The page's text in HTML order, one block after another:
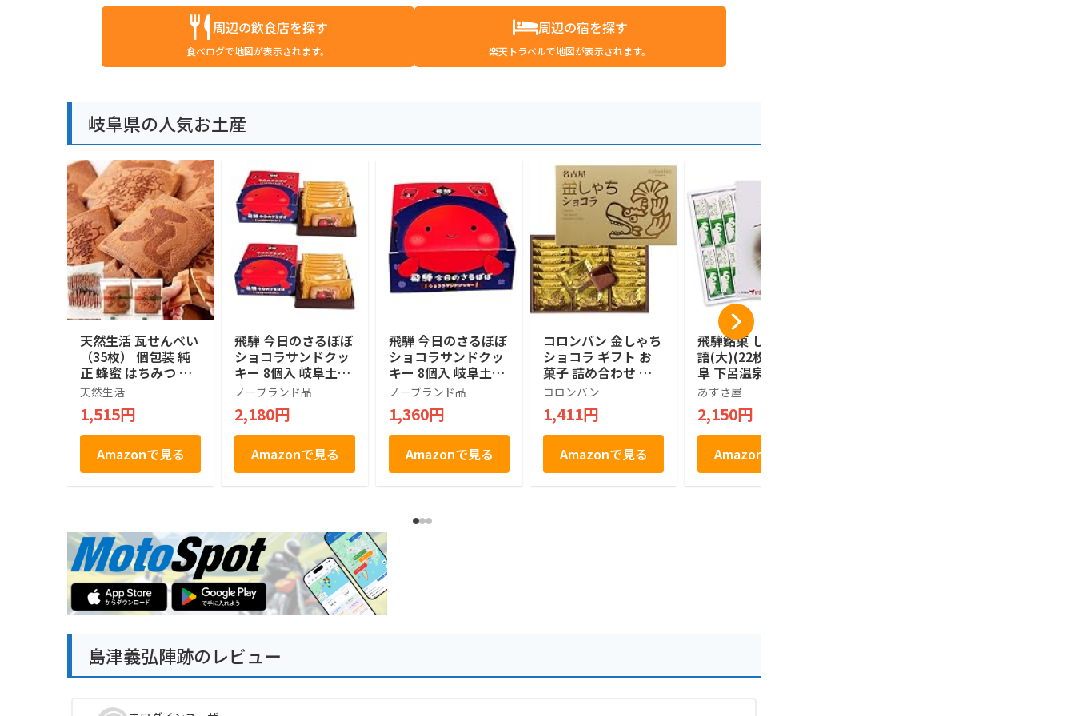
周辺の飲食店を探す
食べログで地図が表示されます。
周辺の宿を探す
楽天トラベルで地図が表示されます。
岐阜県の人気お土産
天然生活 瓦せんべい
（35枚） 個包装 純
正 蜂蜜 はちみつ 煎
餅 おやつ おつまみ
八百津町 お徳用 お
土産 おみやげ
天然生活
1,515円
Amazonで見る
飛騨 今日のさるぼぼ
ショコラサンドクッ
キー 8個入 岐阜土産
さるぼぼ (2箱)
ノーブランド品
2,180円
Amazonで見る
飛騨 今日のさるぼぼ
ショコラサンドクッ
キー 8個入 岐阜土産
さるぼぼ (1箱)
ノーブランド品
1,360円
Amazonで見る
コロンバン 金しゃち
ショコラ ギフト お
菓子 詰め合わせ 個
包装 土産 お菓子 ス
イーツ 銘店 ラング
ドシャ 21枚入り
コロンバン
1,411円
Amazonで見る
飛騨銘菓 しらさぎ物
語(大)(22枚)/飛騨 岐
阜 下呂温泉 お土産//
あずさ屋
2,150円
Amazonで見る
島津義弘陣跡のレビュー